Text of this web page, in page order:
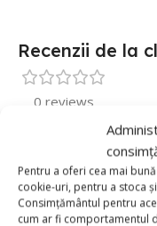
Pentru a oferi cea mai
cookie-uri, pentru a stoca
Consimțământul pentru
cum ar fi comportamentul
Recenzii de la
0 reviews
0
0
0
0